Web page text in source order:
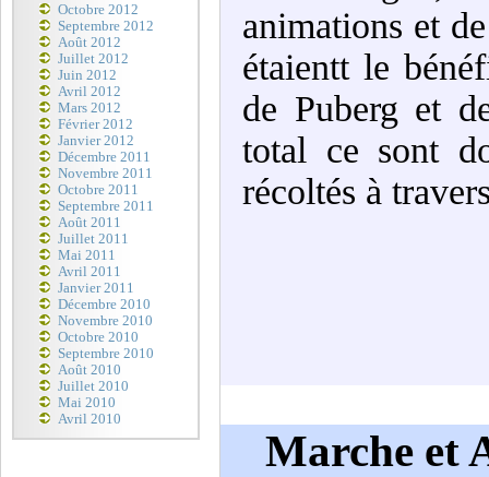
Octobre 2012
Septembre 2012
Août 2012
Juillet 2012
Juin 2012
Avril 2012
Mars 2012
Février 2012
Janvier 2012
Décembre 2011
Novembre 2011
Octobre 2011
Septembre 2011
Août 2011
Juillet 2011
Mai 2011
Avril 2011
Janvier 2011
Décembre 2010
Novembre 2010
Octobre 2010
Septembre 2010
Août 2010
Juillet 2010
Mai 2010
Avril 2010
animations et
étaientt le
de Puberg et
total ce sont
récoltés à
Marche et